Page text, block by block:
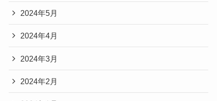
2024年5月
2024年4月
2024年3月
2024年2月